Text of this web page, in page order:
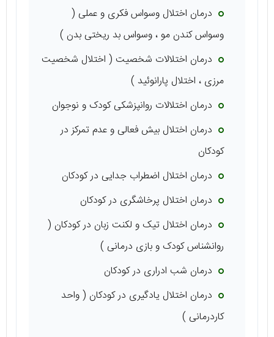
درمان اختلال وسواس فکری و عملی (
وسواس کندن مو ، وسواس بد ریختی بدن )
درمان اختلالات شخصیت ( اختلال شخصیت
مرزی ، اختلال پارانوئید )
درمان اختلالات روانپزشکی کودک و نوجوان
درمان اختلال بیش فعالی و عدم تمرکز در
کودکان
درمان اختلال اضطراب جدایی در کودکان
درمان اختلال پرخاشگری در کودکان
درمان اختلال تیک و لکنت زبان در کودکان (
روانشناس کودک و بازی درمانی )
درمان شب ادراری در کودکان
درمان اختلال یادگیری در کودکان ( واحد
کاردرمانی )